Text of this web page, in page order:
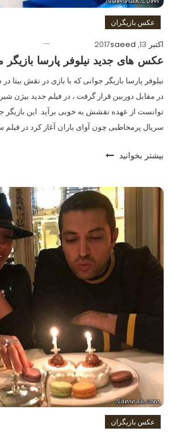
عکس بازیگران
اکتبر 13, 2017
saeed
عکس های جدید نیلوفر پارسا
نیلوفر پارسا بازیگر جوانی که با بازی در نقش بیتا
در مقابل دوربین قرار گرفت ، در فیلم جدید بیژن
توانست از عهده نقشش به خوبی برآید. این بازیگر
سریال پرمخاطبی چون آوای باران آغاز کرد در فیلم
بیشتر بخوانید
عکس بازیگران